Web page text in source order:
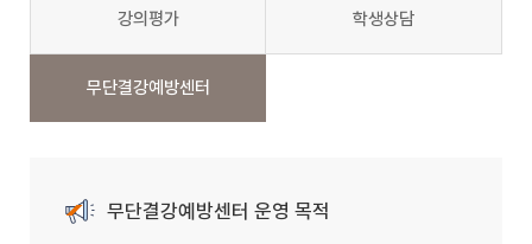
강의평가 학생상담
무단결강예방센터
무단결강예방센터 운영 목적